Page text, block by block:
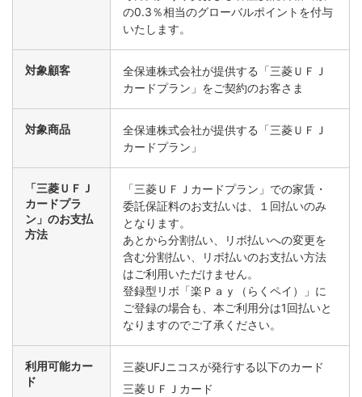
の0.3％相当のグローバルポイントを付与
いたします。
対象顧客
全保連株式会社が提供する「三菱ＵＦＪ
カードプラン」をご契約のお客さま
対象商品
全保連株式会社が提供する「三菱ＵＦＪ
カードプラン」
「三菱ＵＦＪ
カードプラ
ン」のお支払
方法
「三菱ＵＦＪカードプラン」での家賃・
委託保証料のお支払いは、１回払いのみ
となります。
あとから分割払い、リボ払いへの変更を
含む分割払い、リボ払いのお支払い方法
はご利用いただけません。
登録型リボ「楽Ｐａｙ（らくペイ）」に
ご登録の場合も、本ご利用分は1回払いと
なりますのでご了承ください。
利用可能カー
ド
三菱UFJニコスが発行する以下のカード
三菱ＵＦＪカード